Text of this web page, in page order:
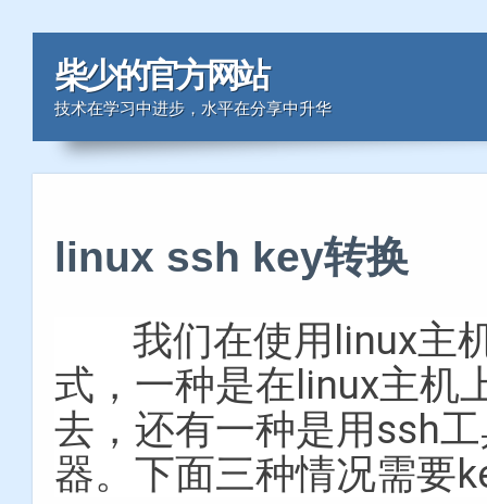
柴少的官方网站
技术在学习中进步，水平在分享中升华
linux ssh key转换
我们在使用linux主机
式，一种是在linux主机
去，还有一种是用ssh
器。下面三种情况需要